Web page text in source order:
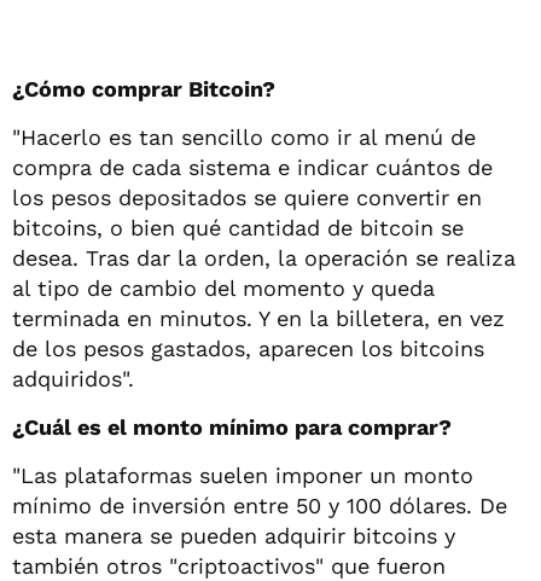
¿Cómo comprar Bitcoin?
"Hacerlo es tan sencillo como ir al menú de
compra de cada sistema e indicar cuántos de
los pesos depositados se quiere convertir en
bitcoins, o bien qué cantidad de bitcoin se
desea. Tras dar la orden, la operación se realiza
al tipo de cambio del momento y queda
terminada en minutos. Y en la billetera, en vez
de los pesos gastados, aparecen los bitcoins
adquiridos".
¿Cuál es el monto mínimo para comprar?
"Las plataformas suelen imponer un monto
mínimo de inversión entre 50 y 100 dólares. De
esta manera se pueden adquirir bitcoins y
también otros "criptoactivos" que fueron